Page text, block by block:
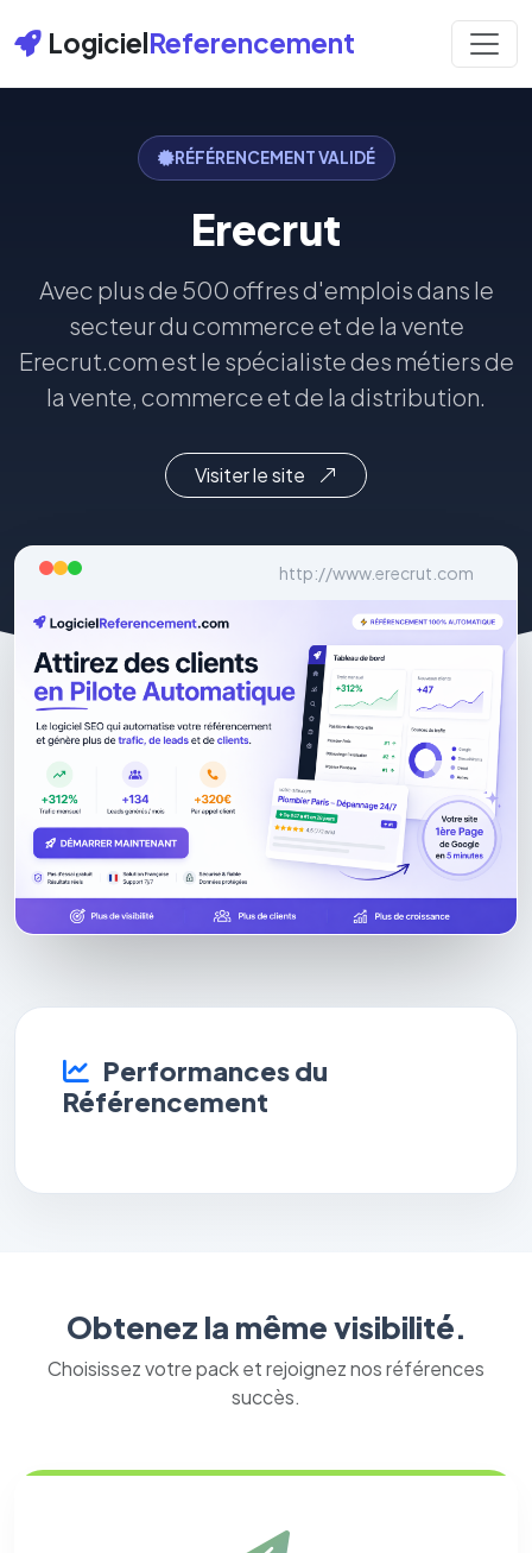
LogicielReferencement
RÉFÉRENCEMENT VALIDÉ
Erecrut
Avec plus de 500 offres d'emplois dans le
secteur du commerce et de la vente
Erecrut.com est le spécialiste des métiers de
la vente, commerce et de la distribution.
Visiter le site
http://www.erecrut.com
Performances du
Référencement
Obtenez la même visibilité.
Choisissez votre pack et rejoignez nos références
succès.